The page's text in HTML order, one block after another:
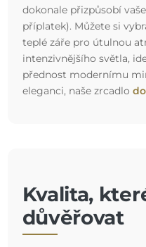
dokonale přizpůsobí
příplatek). Můžete si
teplé záře pro útulnou
intenzivnějšího světla,
přednost modernímu
eleganci, naše zrcadlo
Kvalita,
důvěřovat